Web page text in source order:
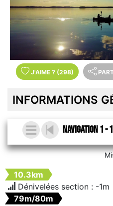
J'AIME ? (298)
INFORMATIONS
Navigation 1 -
10.3km
Dénivelées section : -1m
79m/80m